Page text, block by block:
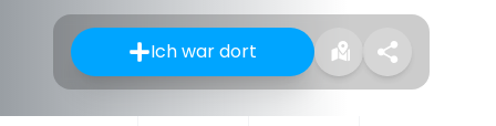
Ich war dort